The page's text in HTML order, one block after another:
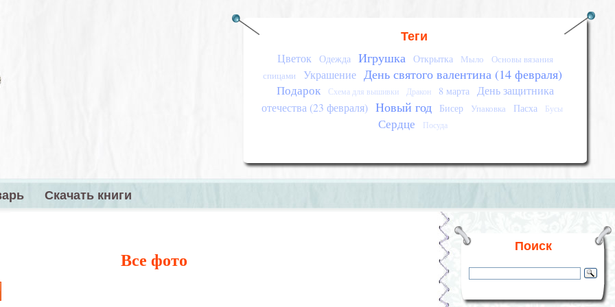
Теги
Цветок Одежда Игрушка Открытка Мыло
Основы вязания
спицами
Украшение День святого валентина (14 февраля)
Подарок Схема для вышивки Дракон 8 марта День защитника
отечества (23 февраля) Новый год Бисер Упаковка Пасха Бусы
Сердце Посуда
Скачать книги
Все фото
Поиск